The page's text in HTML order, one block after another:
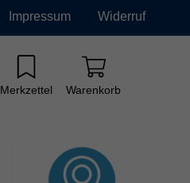
Impressum Widerruf
Merkzettel Warenkorb